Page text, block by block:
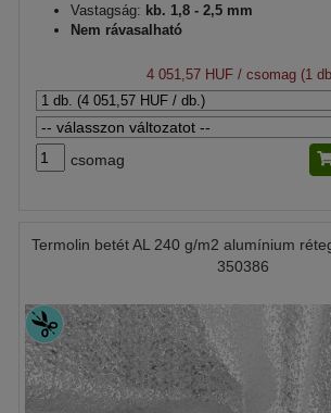
Vastagság: kb. 1,8 - 2,5 mm
Nem rávasalható
4 051,57 HUF/ csomag (1
csomag
Termolin betét AL 240 g/m2 alumínium
350386